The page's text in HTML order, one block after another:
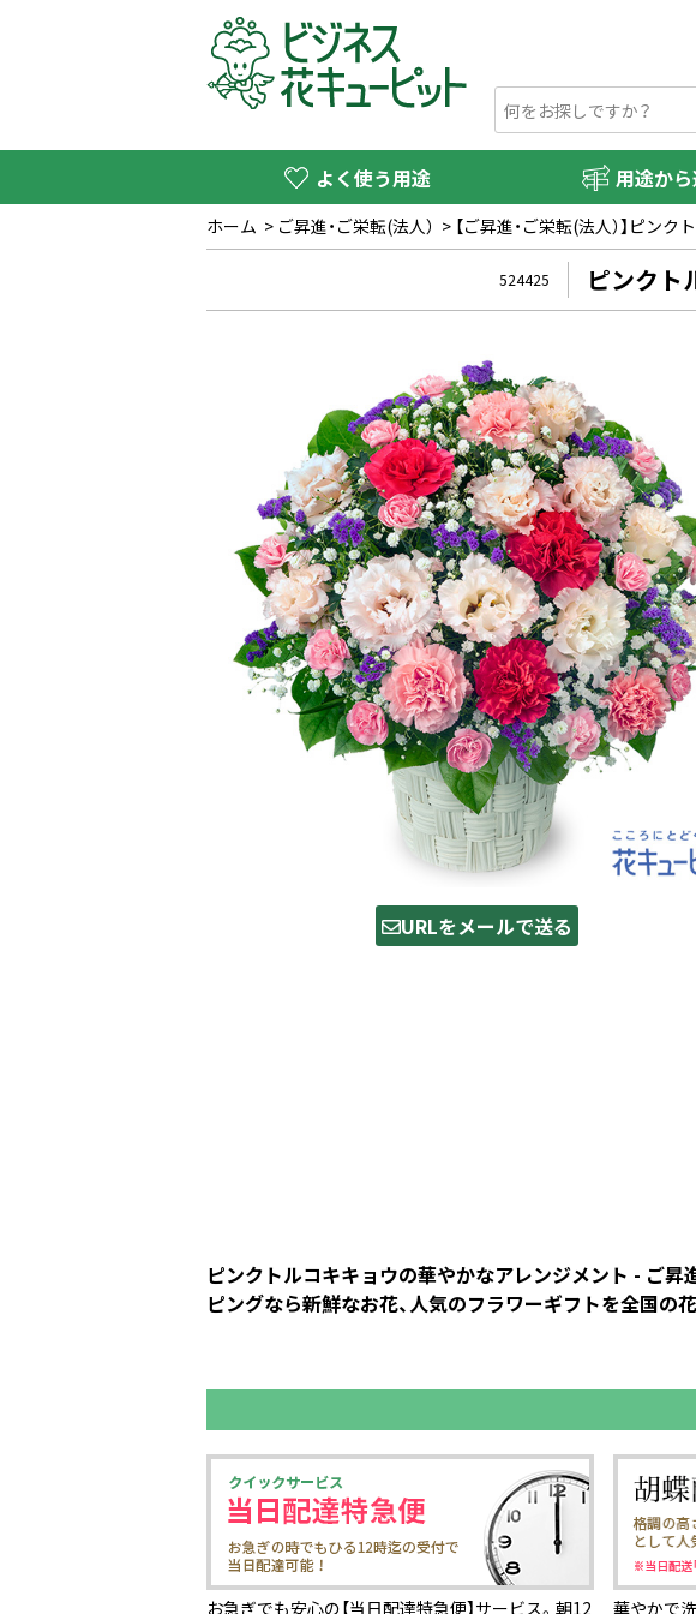
よく使う用途 用途か
ホーム > ご昇進・ご栄転(法人） > 【ご昇進・ご栄転(法人）】ピン
524425 ピンクト
URLをメールで送る
ピンクトルコキキョウの華やかなアレンジメント - ご昇
ピングなら新鮮なお花、人気のフラワーギフトを全国の
お急ぎでも安心の【当日配達特急便】サービス。朝12 華やかで